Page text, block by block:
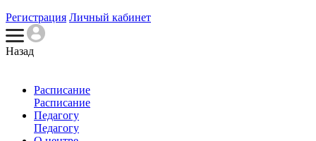
Регистрация Личный кабинет
Назад
Расписание
Расписание
Педагогу
Педагогу